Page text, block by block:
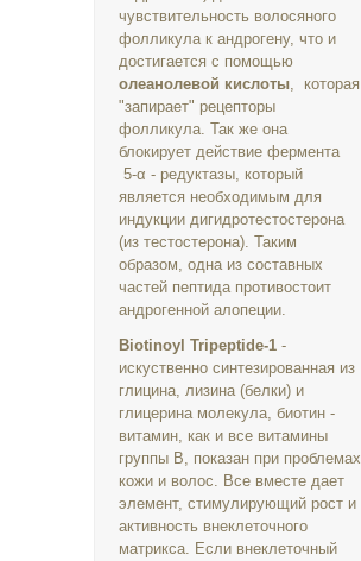
чувствительность волосяного
фолликула к андрогену, что и
достигается с помощью
олеанолевой кислоты, которая
"запирает" рецепторы
фолликула. Так же она
блокирует действие фермента
5-α - редуктазы, который
является необходимым для
индукции дигидротестостерона
(из тестостерона). Таким
образом, одна из составных
частей пептида противостоит
андрогенной алопеции.
Biotinoyl Tripeptide-1-
искуственно синтезированная из
глицина, лизина (белки) и
глицерина молекула, биотин -
витамин, как и все витамины
группы B, показан при проблемах
кожи и волос. Все вместе дает
элемент, стимулирующий рост и
активность внеклеточного
матрикса. Если внеклеточный